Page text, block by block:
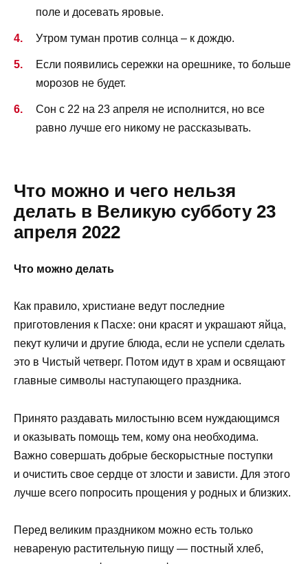
поле и досевать яровые.
Утром туман против солнца – к дождю.
Если появились сережки на орешнике, то больше
морозов не будет.
Сон с 22 на 23 апреля не исполнится, но все
равно лучше его никому не рассказывать.
Что можно и чего нельзя
делать в Великую субботу 23
апреля 2022
Что можно делать
Как правило, христиане ведут последние
приготовления к Пасхе: они красят и украшают яйца,
пекут куличи и другие блюда, если не успели сделать
это в Чистый четверг. Потом идут в храм и освящают
главные символы наступающего праздника.
Принято раздавать милостыню всем нуждающимся
и оказывать помощь тем, кому она необходима.
Важно совершать добрые бескорыстные поступки
и очистить свое сердце от злости и зависти. Для этого
лучше всего попросить прощения у родных и близких.
Перед великим праздником можно есть только
невареную растительную пищу — постный хлеб,